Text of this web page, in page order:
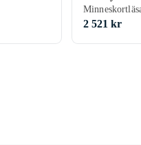
2 521 kr